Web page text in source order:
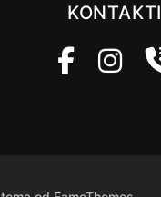
KONTAKTI